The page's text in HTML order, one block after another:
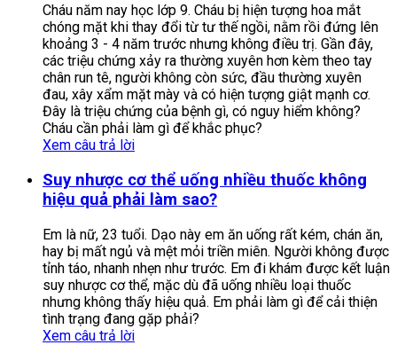
Cháu năm nay học lớp 9. Cháu bị hiện tượng hoa mắt
chóng mặt khi thay đổi từ tư thế ngồi, nằm rồi đứng lên
khoảng 3 - 4 năm trước nhưng không điều trị. Gần đây,
các triệu chứng xảy ra thường xuyên hơn kèm theo tay
chân run tê, người không còn sức, đầu thường xuyên
đau, xây xẩm mặt mày và có hiện tượng giật mạnh cơ.
Đây là triệu chứng của bệnh gì, có nguy hiểm không?
Cháu cần phải làm gì để khắc phục?
Xem câu trả lời
Suy nhược cơ thể uống nhiều thuốc không
hiệu quả phải làm sao?
Em là nữ, 23 tuổi. Dạo này em ăn uống rất kém, chán ăn,
hay bị mất ngủ và mệt mỏi triền miên. Người không được
tỉnh táo, nhanh nhẹn như trước. Em đi khám được kết luận
suy nhược cơ thể, mặc dù đã uống nhiều loại thuốc
nhưng không thấy hiệu quả. Em phải làm gì để cải thiện
tình trạng đang gặp phải?
Xem câu trả lời